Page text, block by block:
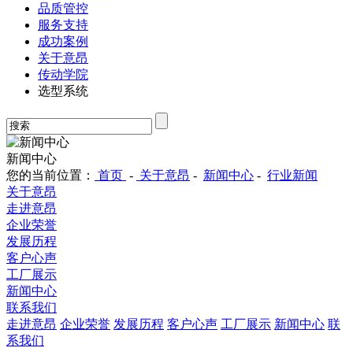
品质管控
服务支持
成功案例
关于意昂
传动学院
选型系统
新闻中心
您的当前位置：
首页 - 关于意昂 - 新闻中心 - 行业新闻
关于意昂
走进意昂
企业荣誉
发展历程
客户心声
工厂展示
新闻中心
联系我们
走进意昂 企业荣誉 发展历程 客户心声 工厂展示 新闻中心 联
系我们